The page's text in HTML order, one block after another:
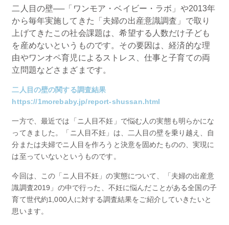
二人目の壁──「ワンモア・ベイビー・ラボ」や2013年
から毎年実施してきた「夫婦の出産意識調査」で取り
上げてきたこの社会課題は、希望する人数だけ子ども
を産めないというものです。その要因は、経済的な理
由やワンオペ育児によるストレス、仕事と子育ての両
立問題などさまざまです。
二人目の壁の関する調査結果
https://1morebaby.jp/report-shussan.html
一方で、最近では「ニ人目不妊」で悩む人の実態も明らかにな
ってきました。「ニ人目不妊」は、二人目の壁を乗り越え、自
分または夫婦でニ人目を作ろうと決意を固めたものの、実現に
は至っていないというものです。
今回は、この「ニ人目不妊」の実態について、「夫婦の出産意
識調査2019」の中で行った、不妊に悩んだことがある全国の子
育て世代約1,000人に対する調査結果をご紹介していきたいと
思います。